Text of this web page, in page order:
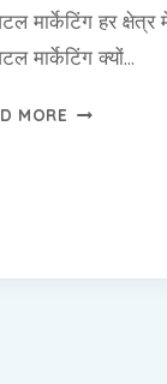
मार्केटिंग हर
मार्केटिंग क्यों…
MORE डिजिटल
के